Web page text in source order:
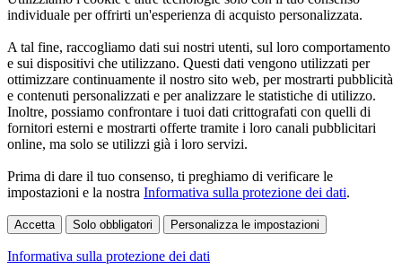
individuale per offrirti un'esperienza di acquisto personalizzata.
A tal fine, raccogliamo dati sui nostri utenti, sul loro comportamento
e sui dispositivi che utilizzano. Questi dati vengono utilizzati per
ottimizzare continuamente il nostro sito web, per mostrarti pubblicità
e contenuti personalizzati e per analizzare le statistiche di utilizzo.
Inoltre, possiamo confrontare i tuoi dati crittografati con quelli di
fornitori esterni e mostrarti offerte tramite i loro canali pubblicitari
online, ma solo se utilizzi già i loro servizi.
Prima di dare il tuo consenso, ti preghiamo di verificare le
impostazioni e la nostra Informativa sulla protezione dei dati.
Accetta Solo obbligatori Personalizza le impostazioni
Informativa sulla protezione dei dati